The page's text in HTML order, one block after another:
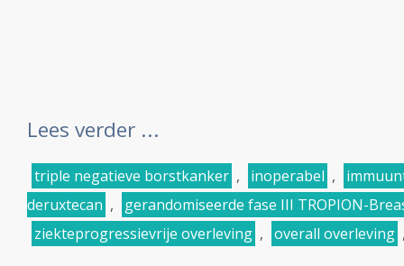
Lees verder ...
triple negatieve borstkanker , inoperabel ,
deruxtecan ,
gerandomiseerde fase III TROPION-
ziekteprogressievrije overleving , overall overleving